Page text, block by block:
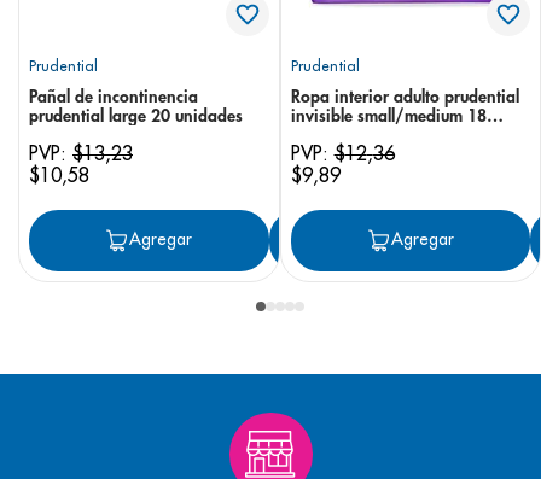
Prudential
Pañal de incontinencia
prudential large 20 unidades
PVP: $13,23
$10,58
Agregar Agregar
Prudential
Ropa interior adulto prudential
invisible small/medium 18
PVP:$12,36
$9,89
Agregar